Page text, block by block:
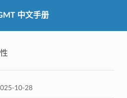
中文手册
10-28